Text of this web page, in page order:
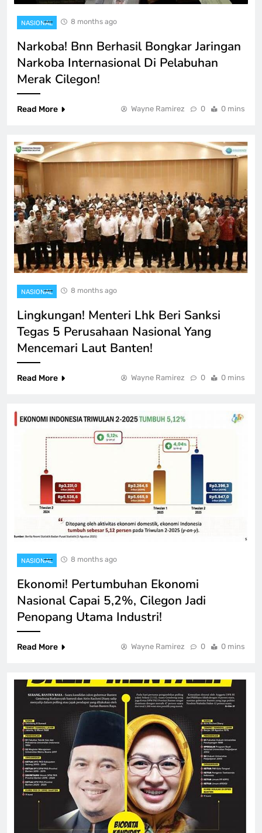
NASIONAL 8 months ago
Narkoba! Bnn Berhasil Bongkar Jaringan
Narkoba Internasional Di Pelabuhan
Merak Cilegon!
Read More Wayne Ramirez 0 0 mins
NASIONAL 8 months ago
Lingkungan! Menteri Lhk Beri Sanksi
Tegas 5 Perusahaan Nasional Yang
Mencemari Laut Banten!
Read More Wayne Ramirez 0 0 mins
NASIONAL 8 months ago
Ekonomi! Pertumbuhan Ekonomi
Nasional Capai 5,2%, Cilegon Jadi
Penopang Utama Industri!
Read More Wayne Ramirez 0 0 mins